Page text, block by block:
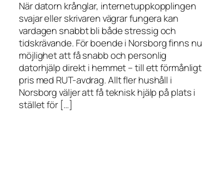
När datorn krånglar, internetuppkopplingen
svajar eller skrivaren vägrar fungera kan
vardagen snabbt bli både stressig och
tidskrävande. För boende i Norsborg finns nu
möjlighet att få snabb och personlig
datorhjälp direkt i hemmet – till ett förmånligt
pris med RUT-avdrag. Allt fler hushåll i
Norsborg väljer att få teknisk hjälp på plats i
stället för […]